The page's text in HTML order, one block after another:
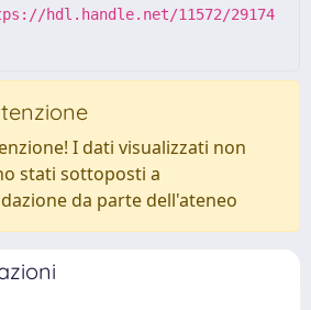
hdl.handle.net/11572/29174
I dati visualizzati non
stati sottoposti a
da parte dell'ateneo